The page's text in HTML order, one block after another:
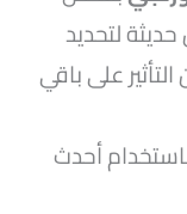
لتحديد
على باقي
أحدث